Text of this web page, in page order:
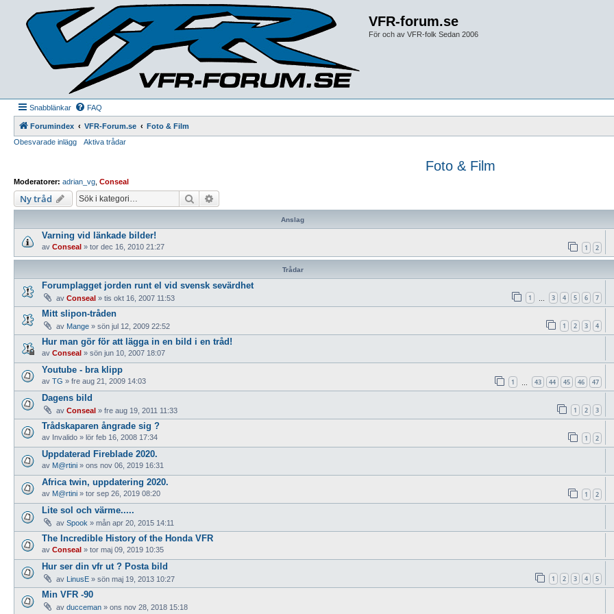
VFR-forum.se
För och av VFR-folk Sedan 2006
Snabblänkar FAQ
Forumindex VFR-Forum.se
Foto & Film
Obesvarade inlägg
Aktiva trådar
Foto & Film
Moderatorer: adrian_vg Conseal
Ny tråd Sök
Anslag
Varning vid länkade bilder!
av Conseal » tor dec 16, 2010 21:27 1 2
Trådar
Forumplagget jorden runt el vid svensk sevärdhet
av Conseal » tis okt 16, 2007 11:53 1 3 4 5 6 7
Mitt slipon-tråden
av Mange » sön jul 12, 2009 22:52 1 2 3 4
Hur man gör för att lägga in en bild i en tråd!
av Conseal » sön jun 10, 2007 18:07
Youtube - bra klipp
av TG » fre aug 21, 2009 14:03 1 43 44 45 46 47
Dagens bild
av Conseal » fre aug 19, 2011 11:33 1 2 3
Trådskaparen ångrade sig ?
av Invalido » lör feb 16, 2008 17:34 1 2
Uppdaterad Fireblade 2020.
av M@rtini » ons nov 06, 2019 16:31
Africa twin, uppdatering 2020.
av M@rtini » tor sep 26, 2019 08:20 1 2
Lite sol och värme.....
av Spook » mån apr 20, 2015 14:11
The Incredible History of the Honda VFR
av Conseal » tor maj 09, 2019 10:35
Hur ser din vfr ut ? Posta bild
av LinusE » sön maj 19, 2013 10:27 1 2 3 4 5
Min VFR -90
av ducceman » ons nov 28, 2018 15:18